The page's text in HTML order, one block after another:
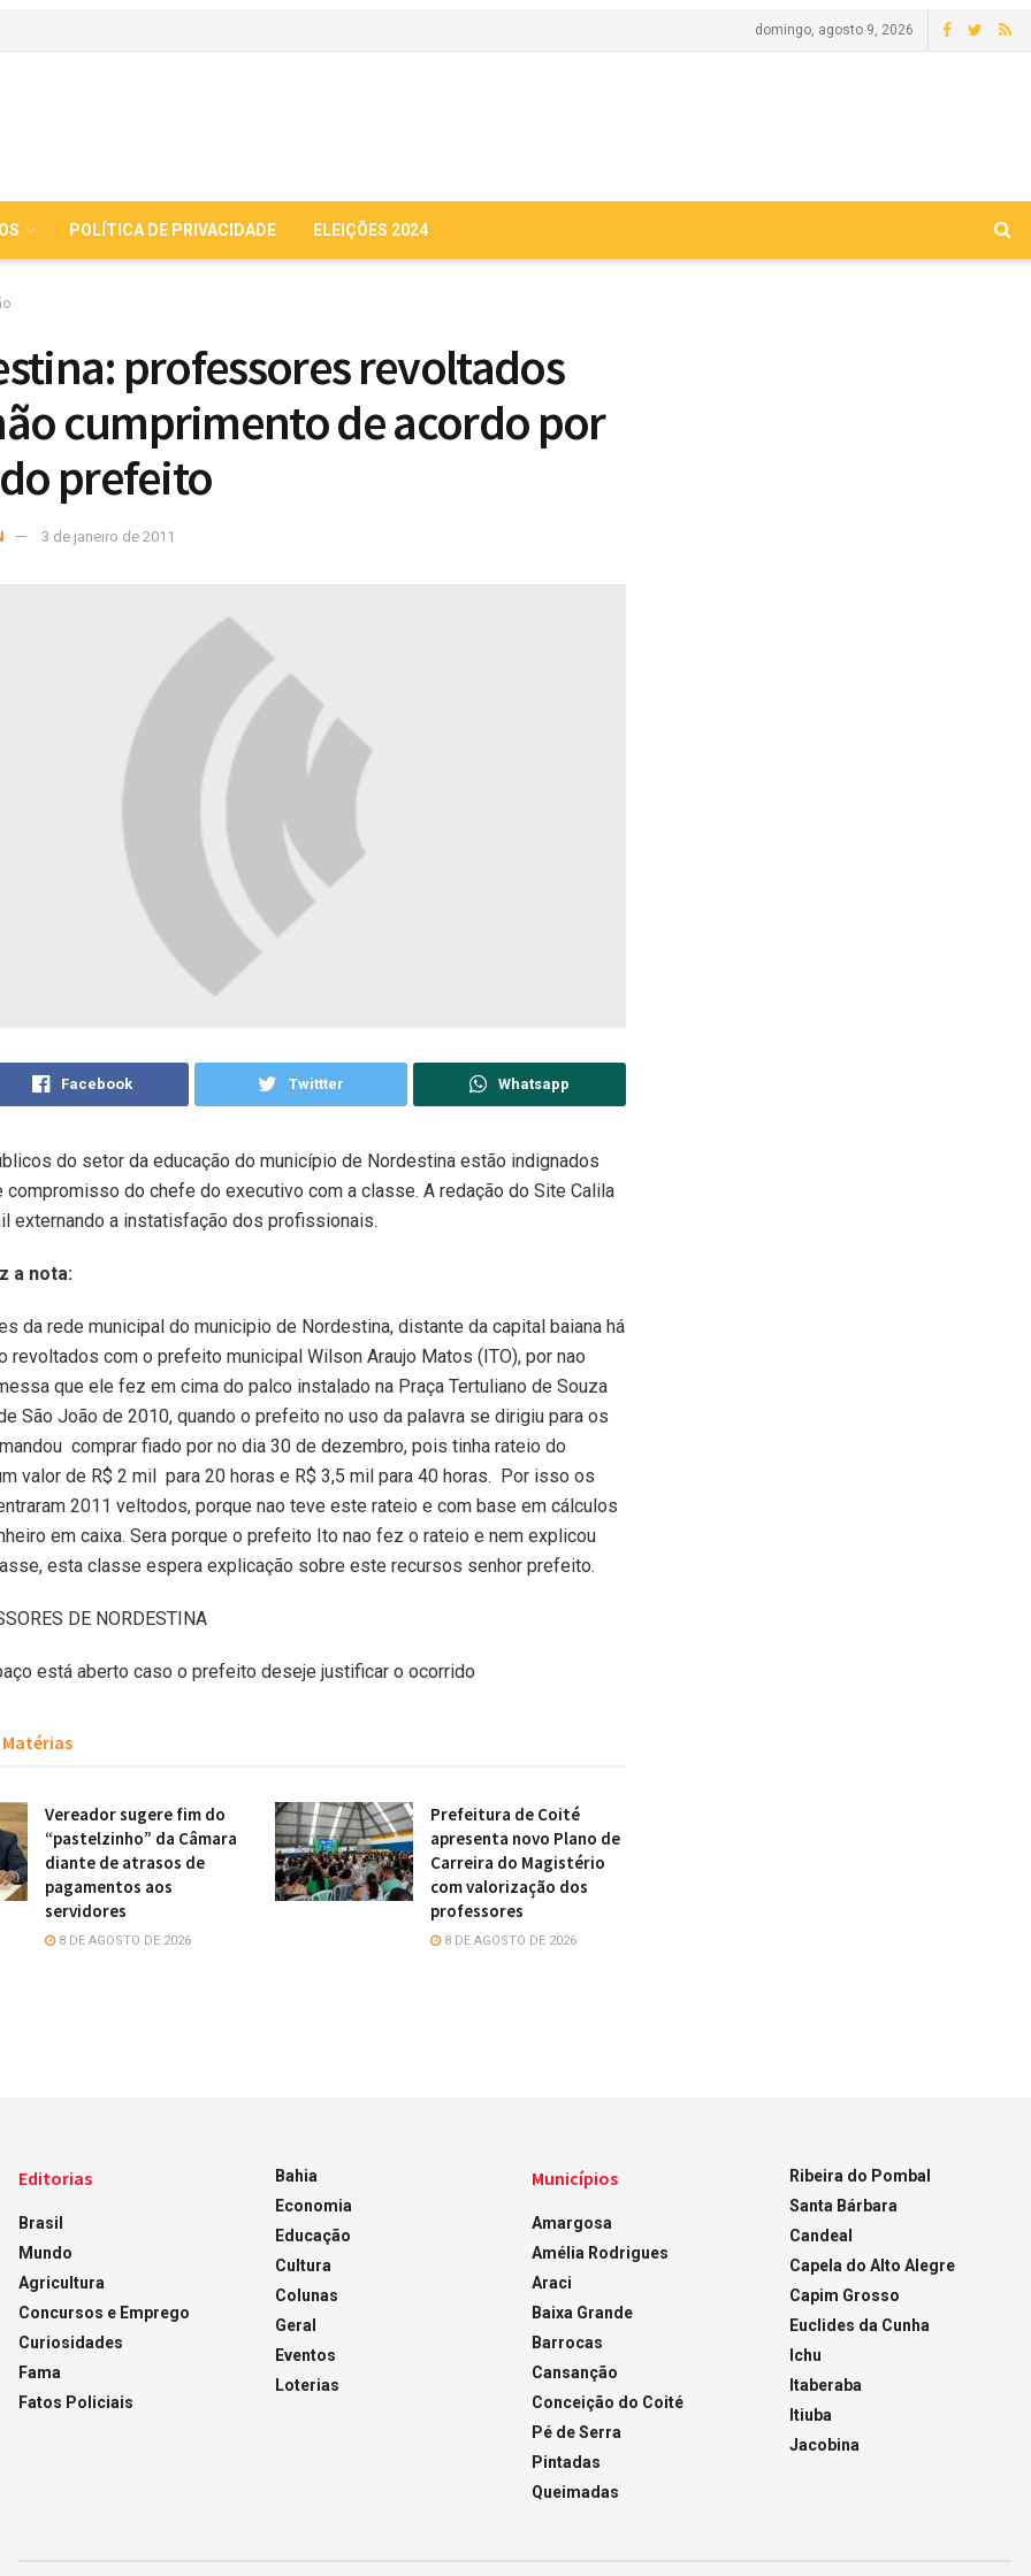
domingo, agosto 9, 2026
POLÍTICA DE PRIVACIDADE ELEIÇÕES 2024
professores revoltados
cumprimento de acordo por
prefeito
3 de janeiro de 2011
Facebook Twittter Whatsapp
do setor da educação do município de Nordestina estão indignados
compromisso do chefe do executivo com a classe. A redação do Site Calila
externando a instatisfação dos profissionais.
a nota:
da rede municipal do municipio de Nordestina, distante da capital baiana há
revoltados com o prefeito municipal Wilson Araujo Matos (ITO), por nao
que ele fez em cima do palco instalado na Praça Tertuliano de Souza
São João de 2010, quando o prefeito no uso da palavra se dirigiu para os
comprar fiado por no dia 30 de dezembro, pois tinha rateio do
valor de R$ 2 mil para 20 horas e R$ 3,5 mil para 40 horas. Por isso os
2011 veltodos, porque nao teve este rateio e com base em cálculos
em caixa. Sera porque o prefeito Ito nao fez o rateio e nem explicou
esta classe espera explicação sobre este recursos senhor prefeito.
DE NORDESTINA
está aberto caso o prefeito deseje justificar o ocorrido
Matérias
Vereador sugere fim do
“pastelzinho” da Câmara
diante de atrasos de
pagamentos aos
servidores
8 DE AGOSTO DE 2026
Prefeitura de Coité
apresenta novo Plano de
Carreira do Magistério
com valorização dos
professores
8 DE AGOSTO DE 2026
Editorias
Brasil
Mundo
Agricultura
Concursos e Emprego
Curiosidades
Fama
Fatos Policiais
Bahia
Economia
Educação
Cultura
Colunas
Geral
Eventos
Loterias
Municípios
Amargosa
Amélia Rodrigues
Araci
Baixa Grande
Barrocas
Cansanção
Conceição do Coité
Pé de Serra
Pintadas
Queimadas
Ribeira do Pombal
Santa Bárbara
Candeal
Capela do Alto Alegre
Capim Grosso
Euclides da Cunha
Ichu
Itaberaba
Itiuba
Jacobina